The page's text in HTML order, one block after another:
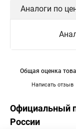
Аналоги по
Написать отзыв
Общая оценка
Официальный
России